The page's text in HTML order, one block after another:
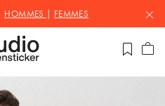
HOMMES FEMMES